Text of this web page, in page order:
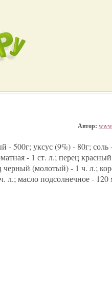
Автор:
- 500г; уксус (9%) - 80г; соль
- 1 ст. л.; перец красный
(молотый) - 1 ч. л.;
л.; масло подсолнечное - 120